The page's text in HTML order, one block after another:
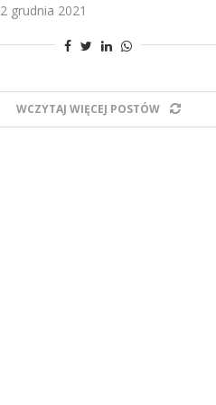
2 grudnia 2021
WCZYTAJ WIĘCEJ POSTÓW